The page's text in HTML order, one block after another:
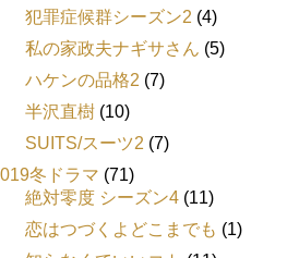
犯罪症候群シーズン2 (4)
私の家政夫ナギサさん (5)
ハケンの品格2 (7)
半沢直樹 (10)
SUITS/スーツ2 (7)
冬ドラマ (71)
絶対零度 シーズン4 (11)
恋はつづくよどこまでも (1)